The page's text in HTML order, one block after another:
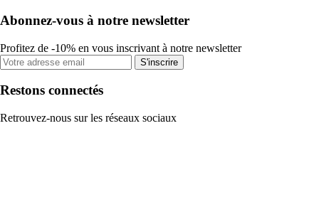
Abonnez-vous à notre newsletter
Profitez de -10% en vous inscrivant à notre newsletter
S'inscrire
Restons connectés
Retrouvez-nous sur les réseaux sociaux